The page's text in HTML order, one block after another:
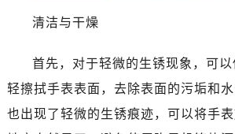
清洁与干燥
首先，对于轻微的生锈现象，可
轻擦拭手表表面，去除表面的污垢和
也出现了轻微的生锈痕迹，可以将手